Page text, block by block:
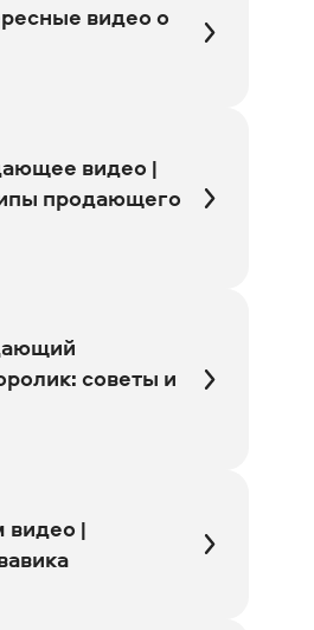
видео о
видео |
продающего
советы и
видео |